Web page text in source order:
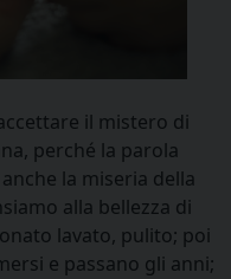
il mistero di
perché la parola
la miseria della
alla bellezza di
lavato, pulito; poi
e passano gli anni;